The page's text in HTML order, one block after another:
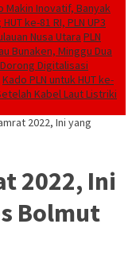
Makin Inovatif, Banyak
ke-81 RI, PLN UP3
Nusa Utara PLN
Bunaken, Minggu Dua
Digitalisasi
Kado PLN untuk HUT ke-
Kabel Laut Listriki
2022, Ini yang
2022, Ini
Bolmut